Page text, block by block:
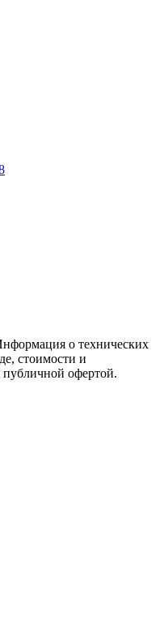
о технических
стоимости и
публичной офертой.